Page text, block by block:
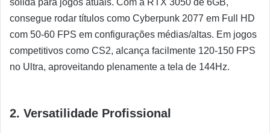
consegue rodar títulos como Cyberpunk 2077 em Full HD
com 50-60 FPS em configurações médias/altas. Em jogos
competitivos como CS2, alcança facilmente 120-150 FPS
no Ultra, aproveitando plenamente a tela de 144Hz.
2. Versatilidade Profissional